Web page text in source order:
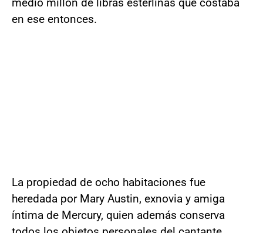
en ese entonces.
La propiedad de ocho habitaciones fue
heredada por Mary Austin, exnovia y amiga
íntima de Mercury, quien además conserva